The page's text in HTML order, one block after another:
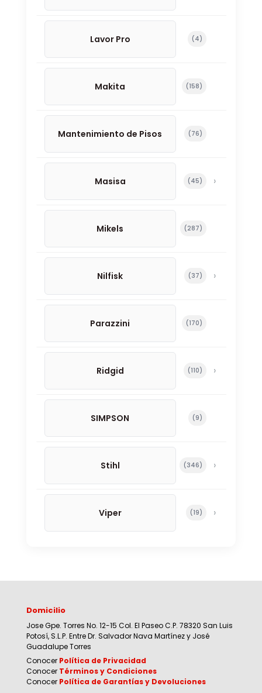
Lavor Pro 44 productos
Makita 158158 productos
Mantenimiento de Pisos 7676 productos
Masisa 4545 productos
Mikels 287287 productos
Nilfisk 3737 productos
Parazzini 170170 productos
Ridgid 110110 productos
SIMPSON 99 productos
Stihl 346346 productos
Viper 1919 productos
Domicilio
Jose Gpe. Torres No. 12-15 Col. El Paseo C.P. 78320 San Luis
Potosí, S.L.P. Entre Dr. Salvador Nava Martínez y José
Guadalupe Torres
Conocer Política de Privacidad
Conocer Términos y Condiciones
Conocer Política de Garantías y Devoluciones